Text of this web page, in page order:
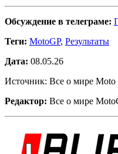
Обсуждение в телеграме:
Теги: MotoGP, Результаты
Дата: 08.05.26
Источник: Все о мире Moto
Редактор: Все о мире